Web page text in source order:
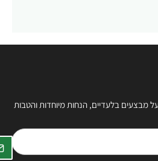
מבצעים בלעדיים, הנחות מיוחדות והטבות